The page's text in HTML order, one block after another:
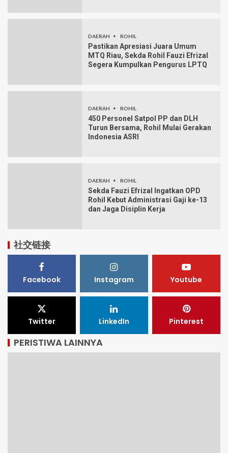
DAERAH ROHIL
Pastikan Apresiasi Juara Umum
MTQ Riau, Sekda Rohil Fauzi Efrizal
Segera Kumpulkan Pengurus LPTQ
DAERAH ROHIL
450 Personel Satpol PP dan DLH
Turun Bersama, Rohil Mulai Gerakan
Indonesia ASRI
DAERAH ROHIL
Sekda Fauzi Efrizal Ingatkan OPD
Rohil Kebut Administrasi Gaji ke-13
dan Jaga Disiplin Kerja
社交链接
Facebook Instagram Youtube
Twitter LinkedIn Pinterest
PERISTIWA LAINNYA